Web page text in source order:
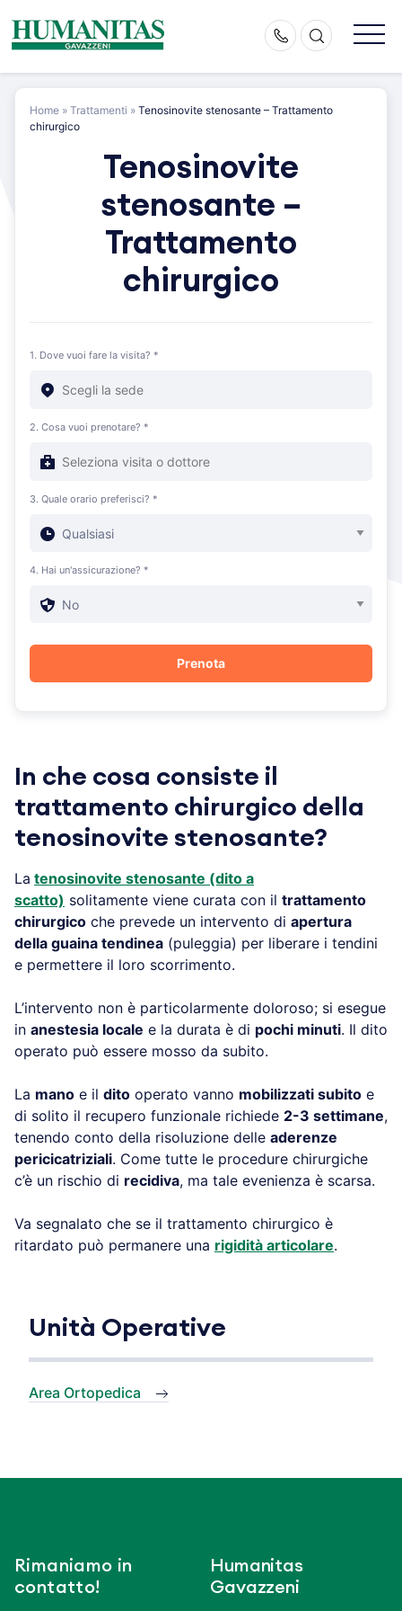
content
Home » Trattamenti » Tenosinovite stenosante – Trattamento
chirurgico
Tenosinovite
stenosante –
Trattamento
chirurgico
1. Dove vuoi fare la visita? *
2. Cosa vuoi prenotare? *
3. Quale orario preferisci? *
4. Hai un'assicurazione? *
In che cosa consiste il
trattamento chirurgico della
tenosinovite stenosante?
La tenosinovite stenosante (dito a
scatto) solitamente viene curata con il trattamento
chirurgico che prevede un intervento di apertura
della guaina tendinea (puleggia) per liberare i tendini
e permettere il loro scorrimento.
L’intervento non è particolarmente doloroso; si esegue
in anestesia locale e la durata è di pochi minuti. Il dito
operato può essere mosso da subito.
La mano e il dito operato vanno mobilizzati subito e
di solito il recupero funzionale richiede 2-3 settimane,
tenendo conto della risoluzione delle aderenze
pericicatriziali. Come tutte le procedure chirurgiche
c’è un rischio di recidiva, ma tale evenienza è scarsa.
Va segnalato che se il trattamento chirurgico è
ritardato può permanere una rigidità articolare.
Unità Operative
Area Ortopedica
Rimaniamo in
contatto!
Humanitas
Gavazzeni